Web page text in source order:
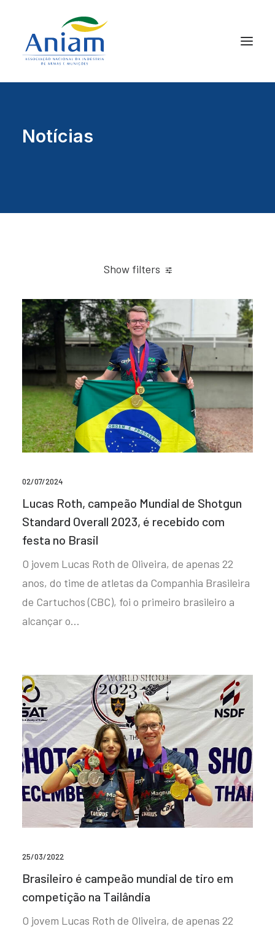
Notícias
Show filters
02/07/2024
Lucas Roth, campeão Mundial de Shotgun
Standard Overall 2023, é recebido com
festa no Brasil
O jovem Lucas Roth de Oliveira, de apenas 22
anos, do time de atletas da Companhia Brasileira
de Cartuchos (CBC), foi o primeiro brasileiro a
alcançar o…
25/03/2022
Brasileiro é campeão mundial de tiro em
competição na Tailândia
O jovem Lucas Roth de Oliveira, de apenas 22